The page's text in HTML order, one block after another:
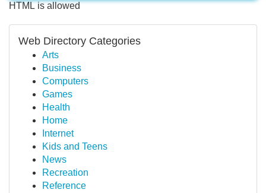
HTML is allowed
Web Directory Categories
Arts
Business
Computers
Games
Health
Home
Internet
Kids and Teens
News
Recreation
Reference